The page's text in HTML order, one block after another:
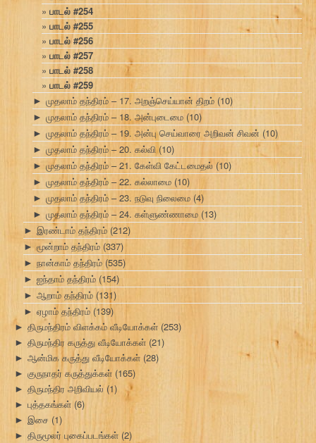
பாடல் #254
பாடல் #255
பாடல் #256
பாடல் #257
பாடல் #258
பாடல் #259
► முதலாம் தந்திரம் – 17. அறஞ்செய்யான் திறம் (10)
► முதலாம் தந்திரம் – 18. அன்புடைமை (10)
► முதலாம் தந்திரம் – 19. அன்பு செய்வாரை அறிவன் சிவன் (10)
► முதலாம் தந்திரம் – 20. கல்வி (10)
► முதலாம் தந்திரம் – 21. கேள்வி கேட்டமைதல் (10)
► முதலாம் தந்திரம் – 22. கல்லாமை (10)
► முதலாம் தந்திரம் – 23. நடுவு நிலைமை (4)
► முதலாம் தந்திரம் – 24. கள்ளுண்ணாமை (13)
► இரண்டாம் தந்திரம் (212)
► மூன்றாம் தந்திரம் (337)
► நான்காம் தந்திரம் (535)
► ஐந்தாம் தந்திரம் (154)
► ஆறாம் தந்திரம் (131)
► ஏழாம் தந்திரம் (139)
► திருமந்திரம் விளக்கம் வீடியோக்கள் (253)
► திருமந்திர கருத்து வீடியோக்கள் (21)
► ஆன்மிக கருத்து வீடியோக்கள் (28)
► குருநாதர் கருத்துக்கள் (165)
► திருமந்திர அறிவியல் (1)
► புத்தகங்கள் (6)
► இசை (1)
► திருமூலர் புகைப்படங்கள் (2)